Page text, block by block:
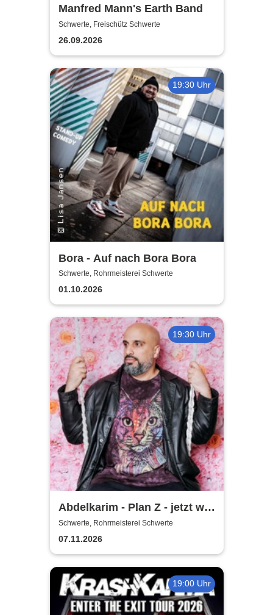
Manfred Mann's Earth Band
Schwerte, Freischütz Schwerte
26.09.2026
19:30 Uhr
Bora - Auf nach Bora Bora
Schwerte, Rohrmeisterei Schwerte
01.10.2026
19:30 Uhr
Abdelkarim - Plan Z - jetzt will
er´s wissen!
Schwerte, Rohrmeisterei Schwerte
07.11.2026
19:00 Uhr